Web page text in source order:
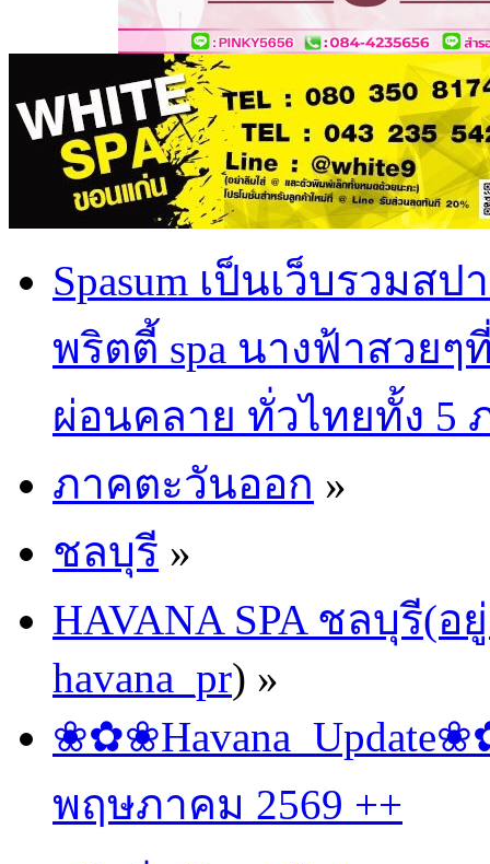
Spasum เป็นเว็บรวม
พริตตี้ spa นางฟ้าสวย
ผ่อนคลาย ทั่วไทยทั้ง 5
ภาคตะวันออก »
ชลบุรี »
HAVANA SPA ชลบุรี(
havana_pr) »
พฤษภาคม 2569 ++